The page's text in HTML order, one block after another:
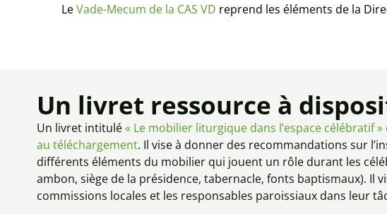
LeVade-Mecum de la CAS VD reprend les éléments de la
Un livret ressource à
Un livret intitulé« Le mobilier liturgique dans l’espace célébratif
au téléchargement. Il vise à donner des recommandations sur
différents éléments du mobilier qui jouent un rôle durant les
ambon, siège de la présidence, tabernacle, fonts baptismaux). Il
commissions locales et les responsables paroissiaux dans leur